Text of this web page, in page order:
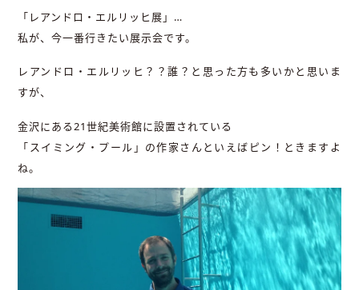
「レアンドロ・エルリッヒ展」…
私が、今一番行きたい展示会です。
レアンドロ・エルリッヒ？？誰？と思った方も多いかと思いま
すが、
金沢にある21世紀美術館に設置されている
「スイミング・プール」の作家さんといえばピン！ときますよ
ね。